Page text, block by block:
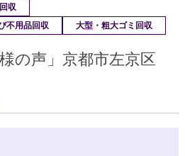
収
不用品回収
大型・粗大ゴミ回収
の声」京都市左京区